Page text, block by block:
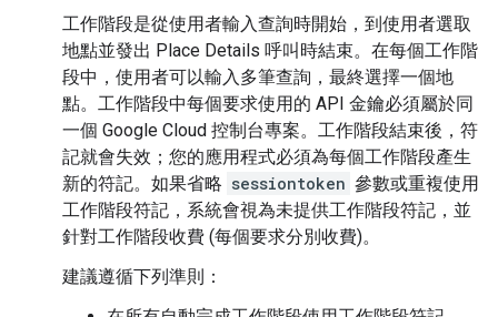
工作階段是從使用者輸入查詢時開始，到使用者選取
地點並發出 Place Details 呼叫時結束。在每個工作階
段中，使用者可以輸入多筆查詢，最終選擇一個地
點。工作階段中每個要求使用的 API 金鑰必須屬於同
一個 Google Cloud 控制台專案。工作階段結束後，符
記就會失效；您的應用程式必須為每個工作階段產生
新的符記。如果省略 sessiontoken 參數或重複使用
工作階段符記，系統會視為未提供工作階段符記，並
針對工作階段收費 (每個要求分別收費)。
建議遵循下列準則：